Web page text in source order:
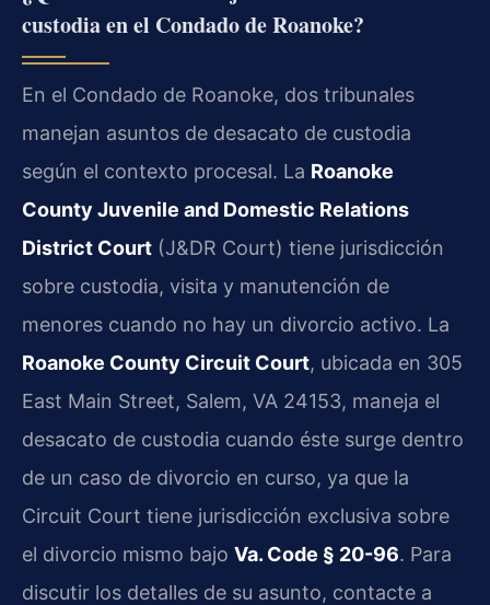
custodia en el Condado de Roanoke?
En el Condado de Roanoke, dos tribunales
manejan asuntos de desacato de custodia
según el contexto procesal. La Roanoke
County Juvenile and Domestic Relations
District Court (J&DR Court) tiene jurisdicción
sobre custodia, visita y manutención de
menores cuando no hay un divorcio activo. La
Roanoke County Circuit Court, ubicada en 305
East Main Street, Salem, VA 24153, maneja el
desacato de custodia cuando éste surge dentro
de un caso de divorcio en curso, ya que la
Circuit Court tiene jurisdicción exclusiva sobre
el divorcio mismo bajo Va. Code § 20-96. Para
discutir los detalles de su asunto, contacte a